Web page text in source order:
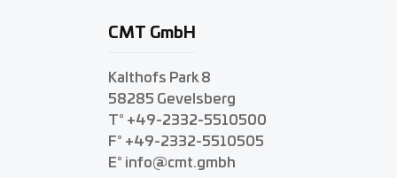
CMT GmbH
Kalthofs Park 8
58285 Gevelsberg
T° +49-2332-5510500
F° +49-2332-5510505
E° info@cmt.gmbh